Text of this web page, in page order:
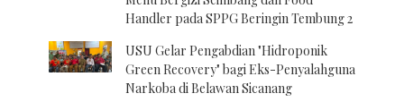
Handler pada SPPG Beringin Tembung 2
USU Gelar Pengabdian "Hidroponik
Green Recovery" bagi Eks-Penyalahguna
Narkoba di Belawan Sicanang